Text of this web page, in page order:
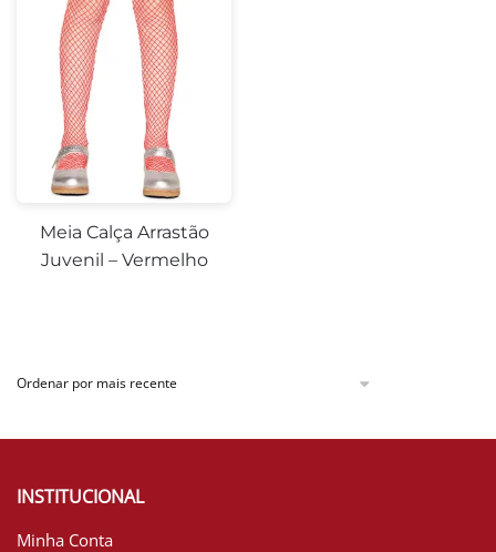
Meia Calça Arrastão
Juvenil – Vermelho
INSTITUCIONAL
Minha Conta